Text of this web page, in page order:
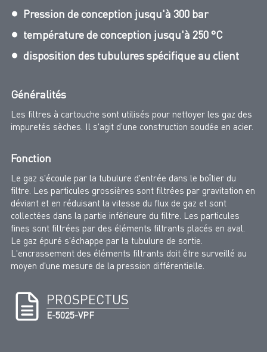
Pression de conception jusqu'à 300 bar
température de conception jusqu'à 250 °C
disposition des tubulures spécifique au client
Généralités
Les filtres à cartouche sont utilisés pour nettoyer les gaz des
impuretés sèches. Il s'agit d'une construction soudée en acier.
Fonction
Le gaz s'écoule par la tubulure d'entrée dans le boîtier du
filtre. Les particules grossières sont filtrées par gravitation en
déviant et en réduisant la vitesse du flux de gaz et sont
collectées dans la partie inférieure du filtre. Les particules
fines sont filtrées par des éléments filtrants placés en aval.
Le gaz épuré s'échappe par la tubulure de sortie.
L'encrassement des éléments filtrants doit être surveillé au
moyen d'une mesure de la pression différentielle.
PROSPECTUS
E-5025-VPF